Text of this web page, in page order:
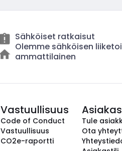
Sähköiset ratkaisut
Olemme sähköisen
ammattilainen
Vastuullisuus
Code of Conduct
Vastuullisuus
CO2e-raportti
Tule
Ota